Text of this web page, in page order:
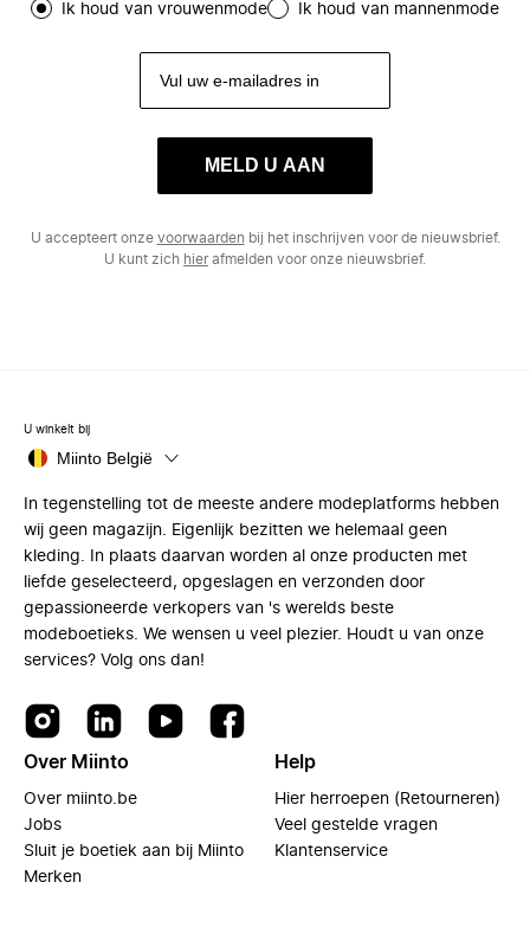
Ik houd van vrouwenmode Ik houd van mannenmode
MELD U AAN
U accepteert onze voorwaarden bij het inschrijven voor de nieuwsbrief.
U kunt zich hierafmelden voor onze nieuwsbrief.
U winkelt bij
Miinto België
In tegenstelling tot de meeste andere modeplatforms hebben
wij geen magazijn. Eigenlijk bezitten we helemaal geen
kleding. In plaats daarvan worden al onze producten met
liefde geselecteerd, opgeslagen en verzonden door
gepassioneerde verkopers van 's werelds beste
modeboetieks. We wensen u veel plezier. Houdt u van onze
services? Volg ons dan!
Over Miinto
Over miinto.be
Jobs
Sluit je boetiek aan bij Miinto
Merken
Help
Hier herroepen (Retourneren)
Veel gestelde vragen
Klantenservice